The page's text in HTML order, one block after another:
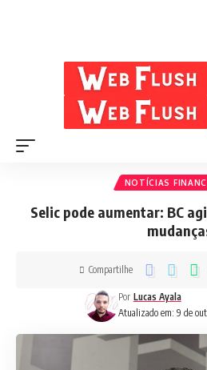
NOTÍCIAS
Selic pode aumentar: BC
Atualizado em: 9 de
Por Lucas Ayala
Compartilhe